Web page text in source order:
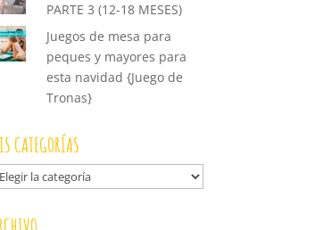
PARTE 3 (12-18 MESES)
Juegos de mesa para
peques y mayores para
esta navidad {Juego de
Tronas}
CATEGORÍAS